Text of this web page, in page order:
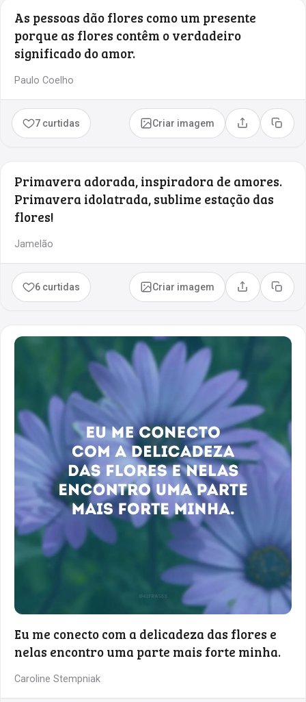
As pessoas dão flores como um presente
porque as flores contêm o verdadeiro
significado do amor.
Paulo Coelho
7 curtidas Criar imagem Compartilhar
Copiar
Primavera adorada, inspiradora de amores.
Primavera idolatrada, sublime estação das
flores!
Jamelão
6 curtidas Criar imagem Compartilhar
Copiar
Eu me conecto com a delicadeza das flores e
nelas encontro uma parte mais forte minha.
Caroline Stempniak